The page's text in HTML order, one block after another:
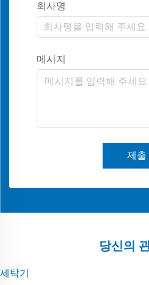
회사명
메시지
제출
당신의
세탁기